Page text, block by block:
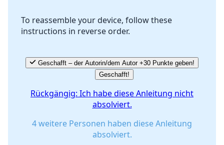
Abbrechen
To reassemble your device, follow these
instructions in reverse order.
Geschafft – der Autorin/dem Autor +30 Punkte geben!
Geschafft!
Rückgängig: Ich habe diese Anleitung nicht
absolviert.
4 weitere Personen haben diese Anleitung
absolviert.